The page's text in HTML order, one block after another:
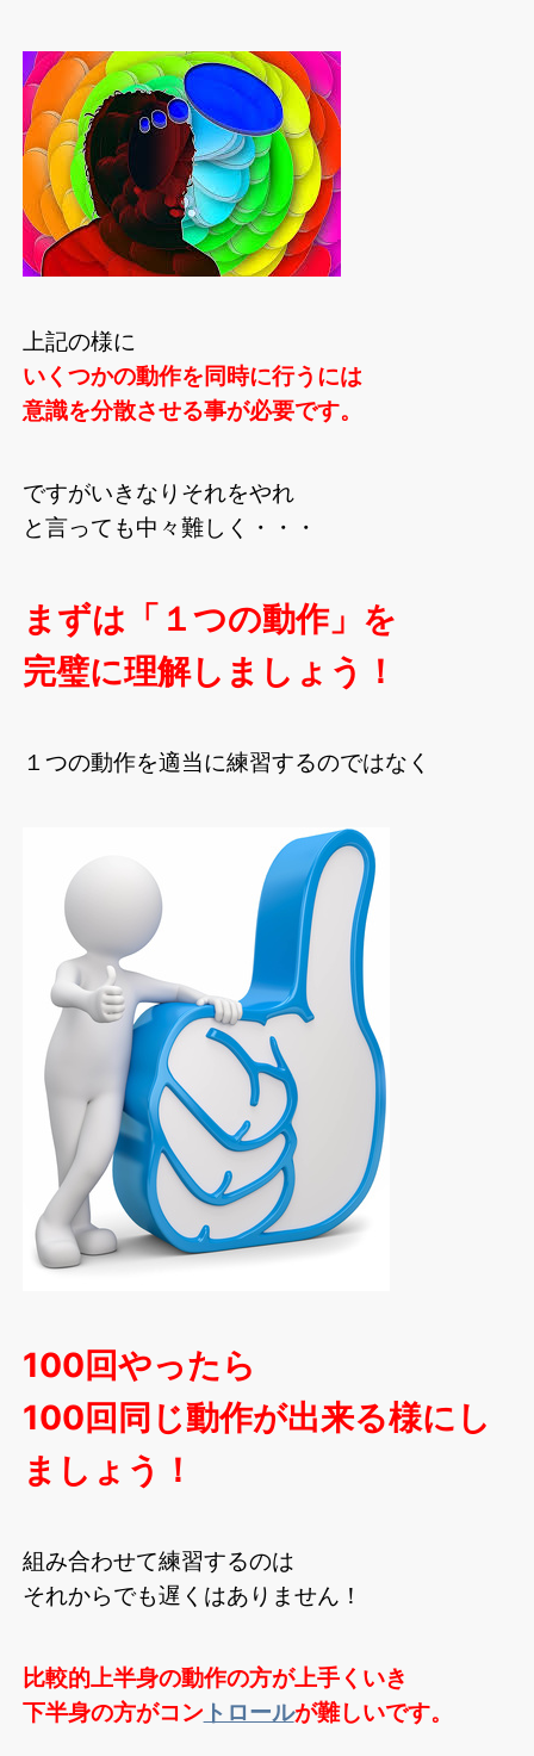
上記の様に
いくつかの動作を同時に行うには
意識を分散させる事が必要です。
ですがいきなりそれをやれ
と言っても中々難しく・・・
まずは「１つの動作」を
完璧に理解しましょう！
１つの動作を適当に練習するのではなく
100回やったら
100回同じ動作が出来る様にし
ましょう！
組み合わせて練習するのは
それからでも遅くはありません！
比較的上半身の動作の方が上手くいき
下半身の方がコン トロールが難しいです。